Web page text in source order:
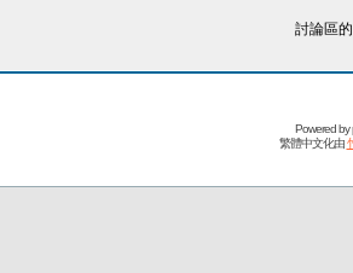
討論區
Powered by
繁體中文化由